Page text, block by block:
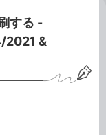
する -
2021 &